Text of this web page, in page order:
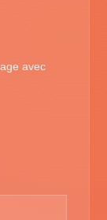
avec